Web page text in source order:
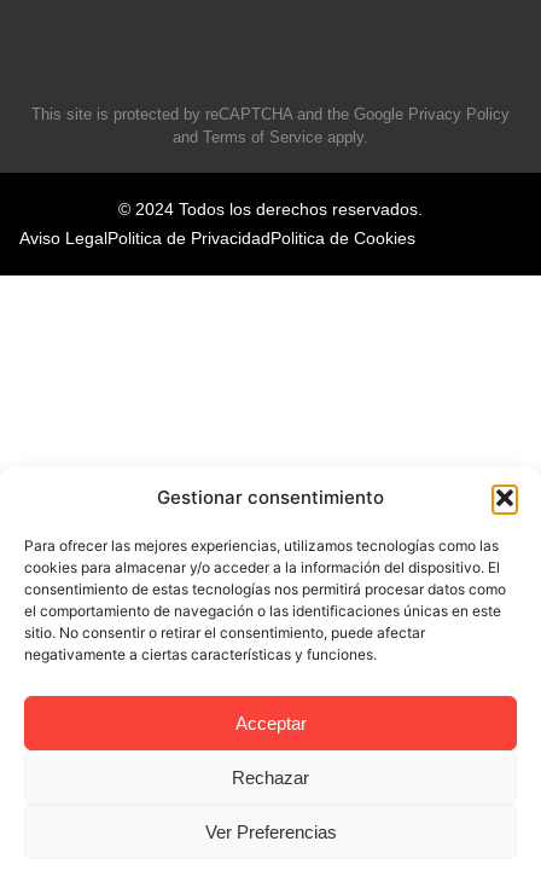
Gestionar consentimiento
Para ofrecer las mejores experiencias, utilizamos tecnologías como las
cookies para almacenar y/o acceder a la información del dispositivo. El
consentimiento de estas tecnologías nos permitirá procesar datos como
el comportamiento de navegación o las identificaciones únicas en este
sitio. No consentir o retirar el consentimiento, puede afectar
negativamente a ciertas características y funciones.
Acceptar
Rechazar
Ver Preferencias
This site is protected by reCAPTCHA and the Google Privacy Policy
and Terms of Service apply.
© 2024 Todos los derechos reservados.
Aviso LegalPolitica de PrivacidadPolitica de Cookies